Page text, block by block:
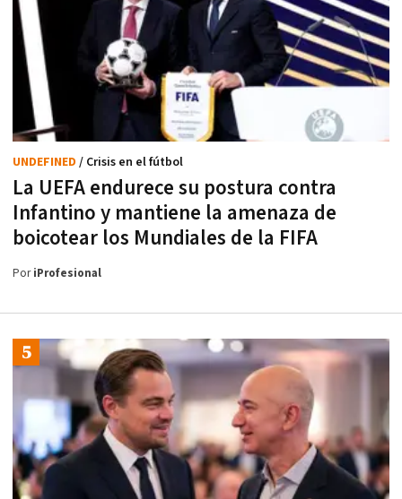
La UEFA endurece su postura contra
Infantino y mantiene la amenaza de
boicotear los Mundiales de la FIFA
UNDEFINED / Crisis en el fútbol
PoriProfesional